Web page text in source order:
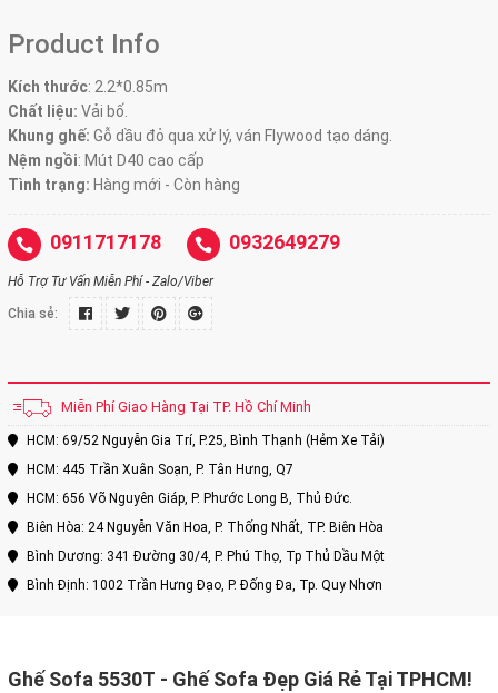
Product Info
Kích thước: 2.2*0.85m
Chất liệu: Vải bố.
Khung ghế: Gỗ dầu đỏ qua xử lý, ván Flywood tạo dáng.
Nệm ngồi: Mút D40 cao cấp
Tình trạng: Hàng mới - Còn hàng
0911717178 0932649279
Hỗ Trợ Tư Vấn Miễn Phí - Zalo/Viber
Chia sẻ:
Miễn Phí Giao Hàng Tại TP. Hồ Chí Minh
HCM: 69/52 Nguyễn Gia Trí, P.25, Bình Thạnh (Hẻm Xe Tải)
HCM: 445 Trần Xuân Soạn, P. Tân Hưng, Q7
HCM: 656 Võ Nguyên Giáp, P. Phước Long B, Thủ Đức.
Biên Hòa: 24 Nguyễn Văn Hoa, P. Thống Nhất, TP. Biên Hòa
Bình Dương: 341 Đường 30/4, P. Phú Thọ, Tp Thủ Dầu Một
Bình Định: 1002 Trần Hưng Đạo, P. Đống Đa, Tp. Quy Nhơn
Ghế Sofa 5530T - Ghế Sofa Đẹp Giá Rẻ Tại TPHCM!